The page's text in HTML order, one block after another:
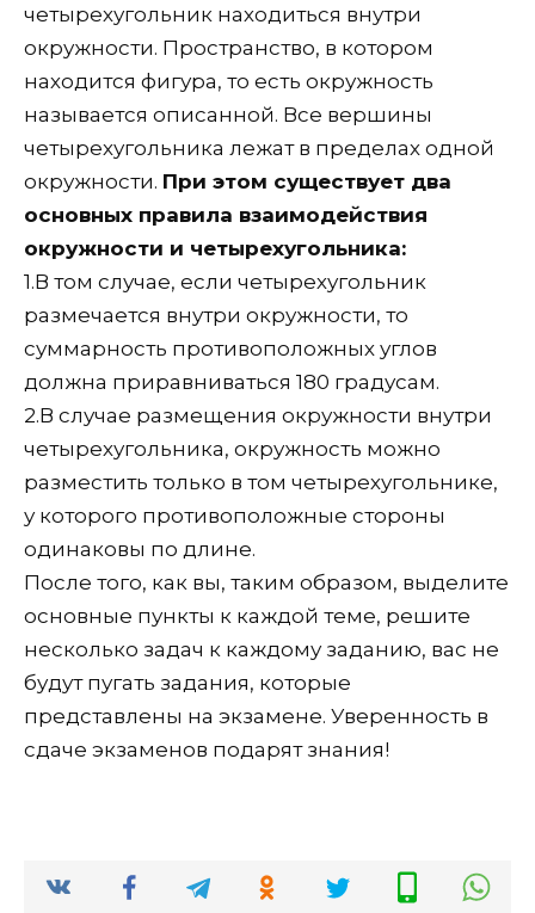
четырехугольник находиться внутри
окружности. Пространство, в котором
находится фигура, то есть окружность
называется описанной. Все вершины
четырехугольника лежат в пределах одной
окружности. При этом существует два
основных правила взаимодействия
окружности и четырехугольника:
1.В том случае, если четырехугольник
размечается внутри окружности, то
суммарность противоположных углов
должна приравниваться 180 градусам.
2.В случае размещения окружности внутри
четырехугольника, окружность можно
разместить только в том четырехугольнике,
у которого противоположные стороны
одинаковы по длине.
После того, как вы, таким образом, выделите
основные пункты к каждой теме, решите
несколько задач к каждому заданию, вас не
будут пугать задания, которые
представлены на экзамене. Уверенность в
сдаче экзаменов подарят знания!